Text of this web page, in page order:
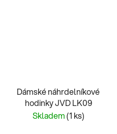
Dámské náhrdelníkové
hodinky JVD LK09
Skladem(1 ks)